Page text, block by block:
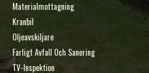
Materialmottagning
Kranbil
Oljeavskiljare
Farligt Avfall Och Sanering
TV-Inspektion